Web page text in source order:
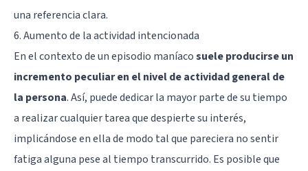
una referencia clara.
6. Aumento de la actividad intencionada
En el contexto de un episodio maníacosuele producirse un
incremento peculiar en el nivel de actividad general de
la persona. Así, puede dedicar la mayor parte de su tiempo
a realizar cualquier tarea que despierte su interés,
implicándose en ella de modo tal que pareciera no sentir
fatiga alguna pese al tiempo transcurrido. Es posible que